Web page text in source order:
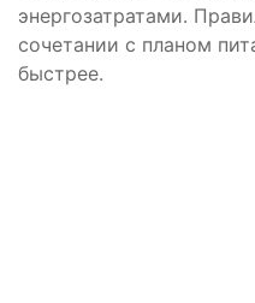
энергозатратами.
сочетании с планом
быстрее.